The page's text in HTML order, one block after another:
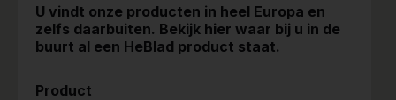
U vindt onze producten in heel Europa en
zelfs daarbuiten. Bekijk hier waar bij u in de
buurt al een HeBlad product staat.
Product